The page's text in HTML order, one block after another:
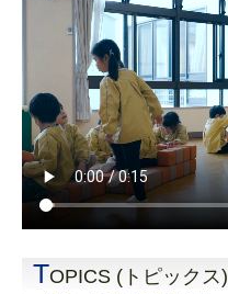
TOPICS (トピックス)